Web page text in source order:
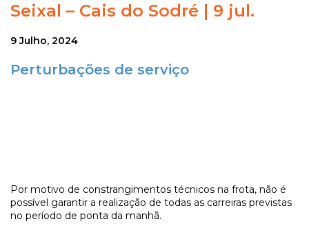
Seixal – Cais do Sodré | 9 jul.
9 Julho, 2024
Perturbações de serviço
Por motivo de constrangimentos técnicos na frota, não é
possível garantir a realização de todas as carreiras previstas
no período de ponta da manhã.